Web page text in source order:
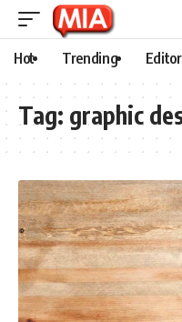
Hot Trending
Tag: graphic